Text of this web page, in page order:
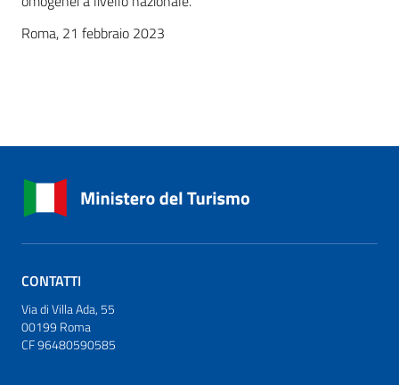
Roma, 21 febbraio 2023
CONTATTI
Via di Villa Ada, 55
00199 Roma
CF 96480590585